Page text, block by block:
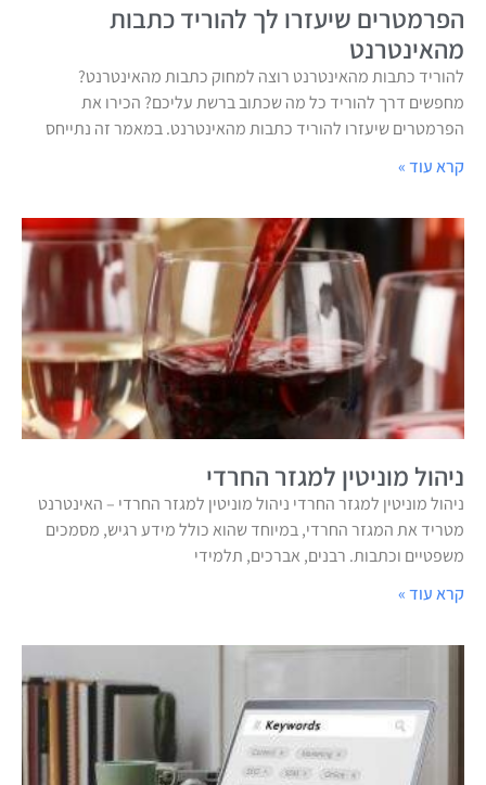
הפרמטרים שיעזרו לך להוריד כתבות
מהאינטרנט
להוריד כתבות מהאינטרנט רוצה למחוק כתבות מהאינטרנט?
מחפשים דרך להוריד כל מה שכתוב ברשת עליכם? הכירו את
הפרמטרים שיעזרו להוריד כתבות מהאינטרנט. במאמר זה נתייחס
קרא עוד »
ניהול מוניטין למגזר החרדי
ניהול מוניטין למגזר החרדי ניהול מוניטין למגזר החרדי – האינטרנט
מטריד את המגזר החרדי, במיוחד שהוא כולל מידע רגיש, מסמכים
משפטיים וכתבות. רבנים, אברכים, תלמידי
קרא עוד »